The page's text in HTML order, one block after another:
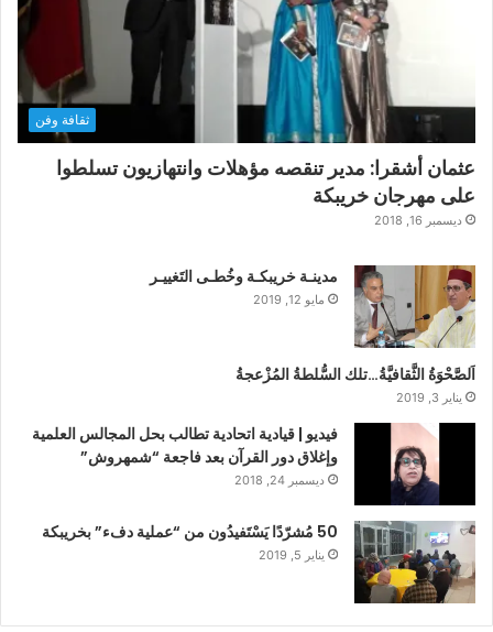
ثقافة وفن
عثمان أشقرا: مدير تنقصه مؤهلات وانتهازيون تسلطوا
على مهرجان خريبكة
ديسمبر 16, 2018
مدينـة خريبكـة وخُطـى التَغييـر
مايو 12, 2019
اَلصَّحْوَةُ الثَّقافيَّةُ…تلك السُّلطةُ المُزْعجةُ
يناير 3, 2019
فيديو | قيادية اتحادية تطالب بحل المجالس العلمية
وإغلاق دور القرآن بعد فاجعة “شمهروش”
ديسمبر 24, 2018
50 مُشرّدًا يَسْتَفيدُون من “عملية دفء” بخريبكة
يناير 5, 2019